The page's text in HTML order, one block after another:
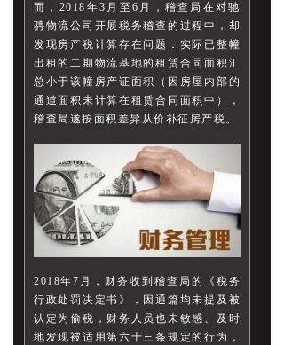
而，2018年3月至6月，稽查局在对驰
骋物流公司开展税务稽查的过程中，却
发现房产税计算存在问题：实际已整幢
出租的二期物流基地的租赁合同面积汇
总小于该幢房产证面积（因房屋内部的
通道面积未计算在租赁合同面积中），
稽查局遂按面积差异从价补征房产税。
2018年7月，财务收到稽查局的《税务
行政处罚决定书》，因通篇均未提及被
认定为偷税，财务人员也未敏感、及时
地发现被适用第六十三条规定的行为，